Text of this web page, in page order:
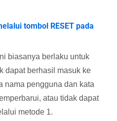
tombol RESET pada
biasanya berlaku untuk
dapat berhasil masuk ke
nama pengguna dan kata
atau tidak dapat
metode 1.